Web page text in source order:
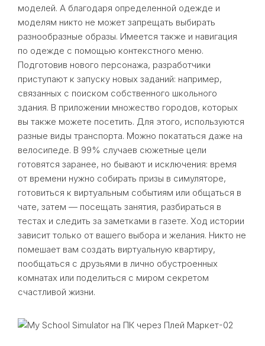
моделей. А благодаря определенной одежде и
моделям никто не может запрещать выбирать
разнообразные образы. Имеется также и навигация
по одежде с помощью контекстного меню.
Подготовив нового персонажа, разработчики
приступают к запуску новых заданий: например,
связанных с поиском собственного школьного
здания. В приложении множество городов, которых
вы также можете посетить. Для этого, используются
разные виды транспорта. Можно покататься даже на
велосипеде. В 99% случаев сюжетные цели
готовятся заранее, но бывают и исключения: время
от времени нужно собирать призы в симуляторе,
готовиться к виртуальным событиям или общаться в
чате, затем — посещать занятия, разбираться в
тестах и следить за заметками в газете. Ход истории
зависит только от вашего выбора и желания. Никто не
помешает вам создать виртуальную квартиру,
пообщаться с друзьями в лично обустроенных
комнатах или поделиться с миром секретом
счастливой жизни.